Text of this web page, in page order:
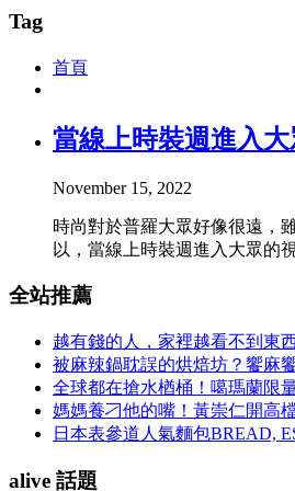
Tag
首頁
當線上時裝週進入
November 15, 2022
時尚對於普羅大眾好像很遠，
以，當線上時裝週進入大眾的
全站推薦
越有錢的人，家裡越看不到東
被麻辣鍋耽誤的烘焙坊？饗麻
全球都在搶水楢桶！噶瑪蘭限
媽媽養刁他的嘴！黃崇仁開高
日本表參道人氣麵包BREAD,
alive 話題